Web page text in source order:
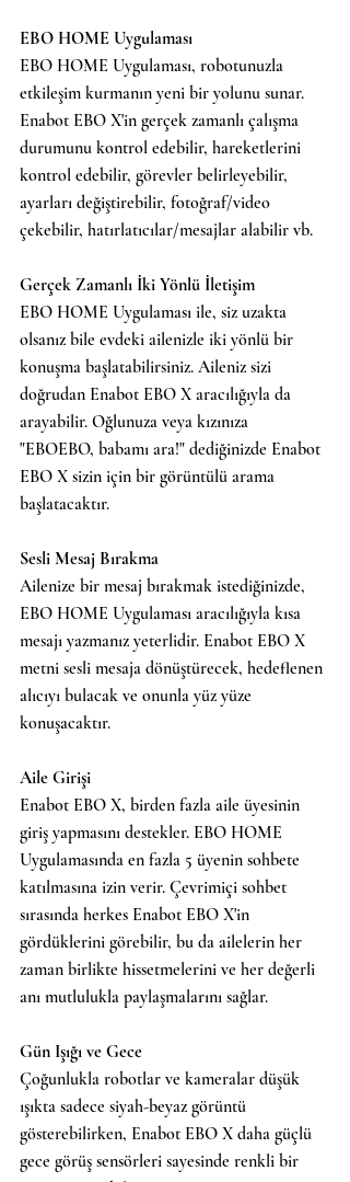
EBO HOME Uygulaması
EBO HOME Uygulaması, robotunuzla
etkileşim kurmanın yeni bir yolunu sunar.
Enabot EBO X'in gerçek zamanlı çalışma
durumunu kontrol edebilir, hareketlerini
kontrol edebilir, görevler belirleyebilir,
ayarları değiştirebilir, fotoğraf/video
çekebilir, hatırlatıcılar/mesajlar alabilir vb.
Gerçek Zamanlı İki Yönlü İletişim
EBO HOME Uygulaması ile, siz uzakta
olsanız bile evdeki ailenizle iki yönlü bir
konuşma başlatabilirsiniz. Aileniz sizi
doğrudan Enabot EBO X aracılığıyla da
arayabilir. Oğlunuza veya kızınıza
"EBOEBO, babamı ara!" dediğinizde Enabot
EBO X sizin için bir görüntülü arama
başlatacaktır.
Sesli Mesaj Bırakma
Ailenize bir mesaj bırakmak istediğinizde,
EBO HOME Uygulaması aracılığıyla kısa
mesajı yazmanız yeterlidir. Enabot EBO X
metni sesli mesaja dönüştürecek, hedeflenen
alıcıyı bulacak ve onunla yüz yüze
konuşacaktır.
Aile Girişi
Enabot EBO X, birden fazla aile üyesinin
giriş yapmasını destekler. EBO HOME
Uygulamasında en fazla 5 üyenin sohbete
katılmasına izin verir. Çevrimiçi sohbet
sırasında herkes Enabot EBO X'in
gördüklerini görebilir, bu da ailelerin her
zaman birlikte hissetmelerini ve her değerli
anı mutlulukla paylaşmalarını sağlar.
Gün Işığı ve Gece
Çoğunlukla robotlar ve kameralar düşük
ışıkta sadece siyah-beyaz görüntü
gösterebilirken, Enabot EBO X daha güçlü
gece görüş sensörleri sayesinde renkli bir